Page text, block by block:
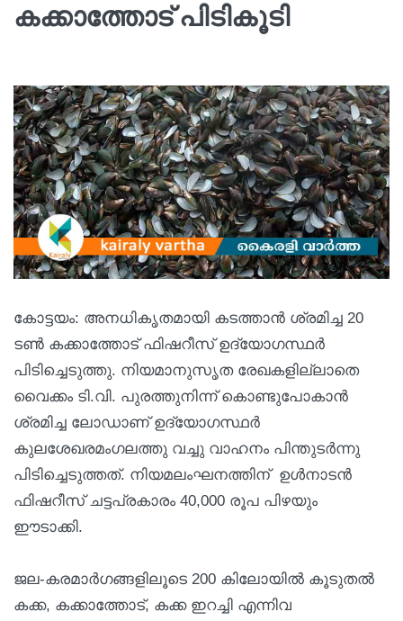
കക്കാത്തോട് പിടികൂടി
കോട്ടയം: അനധികൃതമായി കടത്താൻ ശ്രമിച്ച 20
ടൺ കക്കാത്തോട് ഫിഷറീസ് ഉദ്യോഗസ്ഥർ
പിടിച്ചെടുത്തു. നിയമാനുസൃത രേഖകളില്ലാതെ
വൈക്കം ടി.വി. പുരത്തുനിന്ന് കൊണ്ടുപോകാൻ
ശ്രമിച്ച ലോഡാണ് ഉദ്യോഗസ്ഥർ
കുലശേഖരമംഗലത്തു വച്ചു വാഹനം പിന്തുടർന്നു
പിടിച്ചെടുത്തത്. നിയമലംഘനത്തിന് ഉൾനാടൻ
ഫിഷറീസ് ചട്ടപ്രകാരം 40,000 രൂപ പിഴയും
ഈടാക്കി.
ജല-കരമാർഗങ്ങളിലൂടെ 200 കിലോയിൽ കൂടുതൽ
കക്ക, കക്കാത്തോട്, കക്ക ഇറച്ചി എന്നിവ